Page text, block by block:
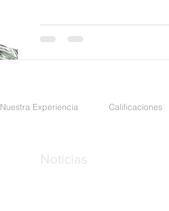
Nuestra Experiencia Calificaciones
Noticias